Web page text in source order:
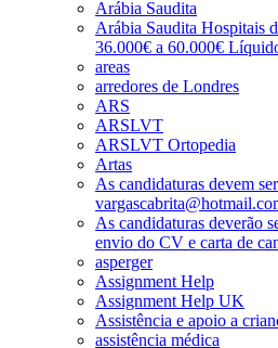
Arábia Saudita
Arábia Saudita Hospitais
36.000€ a 60.000€
areas
arredores de Londres
ARS
ARSLVT
ARSLVT Ortopedia
Artas
As candidaturas devem
As candidaturas deverão
envio do CV e carta de
asperger
Assignment Help
Assignment Help UK
Assistência e apoio a
assistência médica